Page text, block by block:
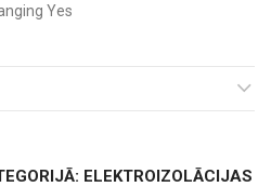
Yes
ELEKTROIZOLĀCIJAS